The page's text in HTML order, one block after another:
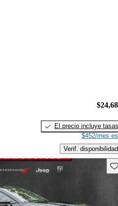
El precio incluye tasas
$452/mes
Verif. disponibilidad